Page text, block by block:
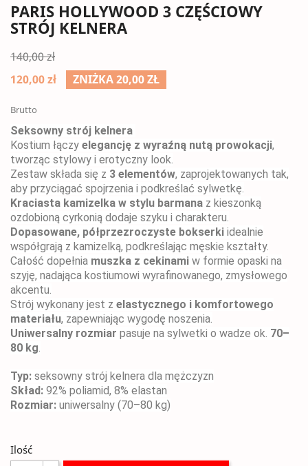
PARIS HOLLYWOOD 3 CZĘŚCIOWY
STRÓJ KELNERA
140,00 zł
120,00 zł
ZNIŻKA 20,00 ZŁ
Brutto
Seksowny strój kelnera
Kostium łączy elegancję z wyraźną nutą prowokacji,
tworząc stylowy i erotyczny look.
Zestaw składa się z 3 elementów, zaprojektowanych tak,
aby przyciągać spojrzenia i podkreślać sylwetkę.
Kraciasta kamizelka w stylu barmana z kieszonką
ozdobioną cyrkonią dodaje szyku i charakteru.
Dopasowane, półprzezroczyste bokserki idealnie
współgrają z kamizelką, podkreślając męskie kształty.
Całość dopełnia muszka z cekinami w formie opaski na
szyję, nadająca kostiumowi wyrafinowanego, zmysłowego
akcentu.
Strój wykonany jest z elastycznego i komfortowego
materiału, zapewniając wygodę noszenia.
Uniwersalny rozmiar pasuje na sylwetki o wadze ok. 70–
80 kg.
Typ: seksowny strój kelnera dla mężczyzn
Skład: 92% poliamid, 8% elastan
Rozmiar: uniwersalny (70–80 kg)
Ilość